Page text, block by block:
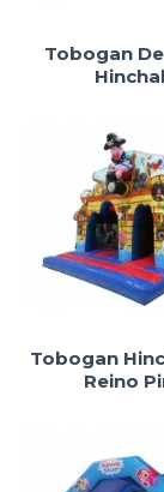
Tobogan
Tobogan
Reino